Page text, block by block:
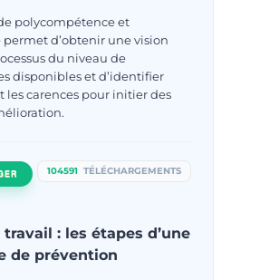
polycompétence et
permet d’obtenir une vision
du niveau de
disponibles et d’identifier
les carences pour initier des
104591 TÉLÉCHARGEMENTS
travail : les étapes d’une
de prévention